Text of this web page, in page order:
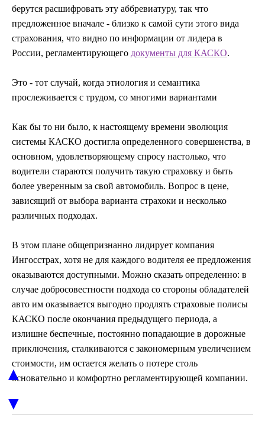
берутся расшифровать эту аббревиатуру, так что
предложенное вначале - близко к самой сути этого вида
страхования, что видно по информации от лидера в
России, регламентирующего документы для КАСКО.
Это - тот случай, когда этиология и семантика
прослеживается с трудом, со многими вариантами
Как бы то ни было, к настоящему времени эволюция
системы КАСКО достигла определенного совершенства, в
основном, удовлетворяющему спросу настолько, что
водители стараются получить такую страховку и быть
более уверенным за свой автомобиль. Вопрос в цене,
зависящий от выбора варианта страхоки и несколько
различных подходах.
В этом плане общепризнанно лидирует компания
Ингосстрах, хотя не для каждого водителя ее предложения
оказываются доступными. Можно сказать определенно: в
случае добросовестности подхода со стороны обладателей
авто им оказывается выгодно продлять страховые полисы
КАСКО после окончания предыдущего периода, а
излишне беспечные, постоянно попадающие в дорожные
приключения, сталкиваются с закономерным увеличением
стоимости, им остается желать о потере столь
основательно и комфортно регламентирующей компании.
▲
▼